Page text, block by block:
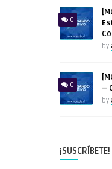
0
by
0
–
by
¡SUSCRÍBETE!